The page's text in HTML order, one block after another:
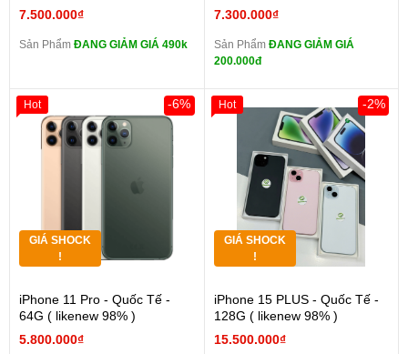
7.500.000₫
Sản Phẩm ĐANG GIẢM GIÁ 490k
7.300.000₫
Sản Phẩm ĐANG GIẢM GIÁ
200.000đ
GIÁ SHOCK
!
iPhone 11 Pro - Quốc Tế -
64G ( likenew 98% )
5.800.000₫
-6%
Hot
GIÁ SHOCK
!
iPhone 15 PLUS - Quốc Tế -
128G ( likenew 98% )
15.500.000₫
-2%
Hot